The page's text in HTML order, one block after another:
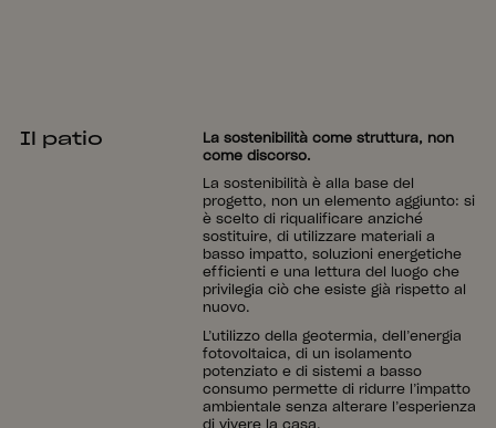
Il patio
La sostenibilità come struttura, non
come discorso.
La sostenibilità è alla base del
progetto, non un elemento aggiunto: si
è scelto di riqualificare anziché
sostituire, di utilizzare materiali a
basso impatto, soluzioni energetiche
efficienti e una lettura del luogo che
privilegia ciò che esiste già rispetto al
nuovo.
L’utilizzo della geotermia, dell’energia
fotovoltaica, di un isolamento
potenziato e di sistemi a basso
consumo permette di ridurre l’impatto
ambientale senza alterare l’esperienza
di vivere la casa.